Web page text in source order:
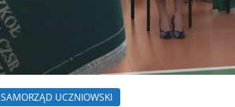
SAMORZĄD UCZNIOWSKI